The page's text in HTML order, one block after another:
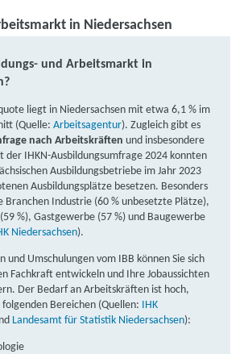
1, 30159 Hannover
weitere Informationen
(LDE) GmbH | Bahnhofstraße 8,
Partner
weitere Informationen
(LDE) GmbH | Bertastraße 3, 30159
weitere Informationen
GmbH | Georgstraße 38,
Partner
in Niedersachsen
und Arbeitsmarkt in
liegt in Niedersachsen mit etwa 6,1 % im
(Quelle:Arbeitsagentur). Zugleich gibt es
nach Arbeitskräften und insbesondere
der IHKN-Ausbildungsumfrage 2024 konnten
Ausbildungsbetriebe im Jahr 2023
Ausbildungsplätze besetzen. Besonders
Branchen Industrie (60 % unbesetzte Plätze),
%), Gastgewerbe (57 %) und Baugewerbe
Niedersachsen).
und Umschulungen vom IBB können Sie sich
Fachkraft entwickeln und Ihre Jobaussichten
Der Bedarf an Arbeitskräften ist hoch,
folgenden Bereichen (Quellen: IHK
Landesamt für Statistik Niedersachsen):